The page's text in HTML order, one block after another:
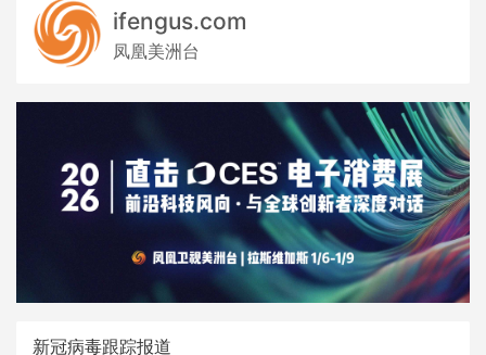
ifengus.com
凤凰美洲台
新冠病毒跟踪报道